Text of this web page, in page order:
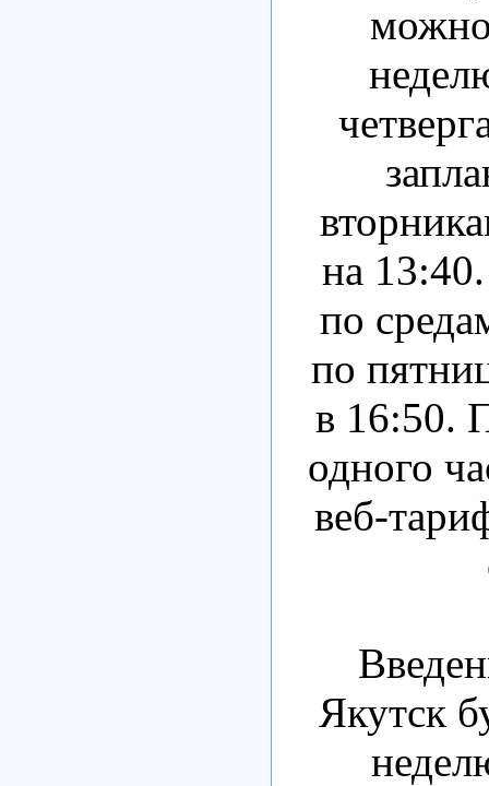
можно
на
по
по
в 16:50.
одного
веб-
Якутск